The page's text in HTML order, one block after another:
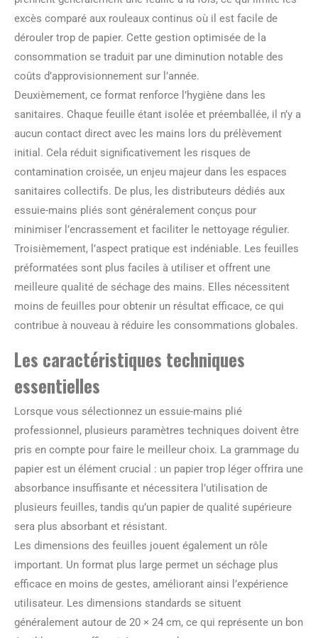
excès comparé aux rouleaux continus où il est facile de
dérouler trop de papier. Cette gestion optimisée de la
consommation se traduit par une diminution notable des
coûts d’approvisionnement sur l’année.
Deuxièmement, ce format renforce l’hygiène dans les
sanitaires. Chaque feuille étant isolée et préemballée, il n’y a
aucun contact direct avec les mains lors du prélèvement
initial. Cela réduit significativement les risques de
contamination croisée, un enjeu majeur dans les espaces
sanitaires collectifs. De plus, les distributeurs dédiés aux
essuie-mains pliés sont généralement conçus pour
minimiser l’encrassement et faciliter le nettoyage régulier.
Troisièmement, l’aspect pratique est indéniable. Les feuilles
préformatées sont plus faciles à utiliser et offrent une
meilleure qualité de séchage des mains. Elles nécessitent
moins de feuilles pour obtenir un résultat efficace, ce qui
contribue à nouveau à réduire les consommations globales.
Les caractéristiques techniques
essentielles
Lorsque vous sélectionnez un essuie-mains plié
professionnel, plusieurs paramètres techniques doivent être
pris en compte pour faire le meilleur choix. La grammage du
papier est un élément crucial : un papier trop léger offrira une
absorbance insuffisante et nécessitera l’utilisation de
plusieurs feuilles, tandis qu’un papier de qualité supérieure
sera plus absorbant et résistant.
Les dimensions des feuilles jouent également un rôle
important. Un format plus large permet un séchage plus
efficace en moins de gestes, améliorant ainsi l’expérience
utilisateur. Les dimensions standards se situent
généralement autour de 20 × 24 cm, ce qui représente un bon